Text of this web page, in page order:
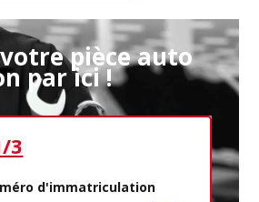
pièce auto
par ici !
3
d'immatriculation